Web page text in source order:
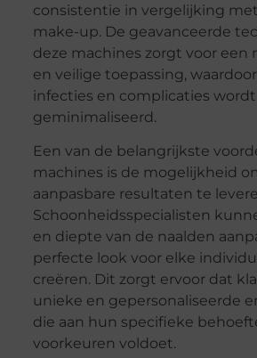
consistentie in vergelijking
make-up. De geavanceerde
deze machines zorgt voor een
en veilige toepassing,
infecties en complicaties wordt
geminimaliseerd.
Een van de belangrijkste
machines is de mogelijkheid
aanpasbare resultaten te
Schoonheidsspecialisten
en diepte van de naalden
perfecte look voor elke
creëren. Dit zorgt ervoor dat
unieke en gepersonaliseerde
die aan hun specifieke
voorkeuren voldoet.